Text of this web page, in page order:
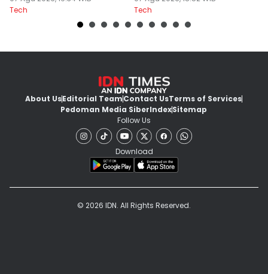
Tech
Tech
About UsEditorial TeamContact UsTerms of Services
Pedoman Media SiberIndexSitemap
Follow Us
Download
© 2026 IDN. All Rights Reserved.